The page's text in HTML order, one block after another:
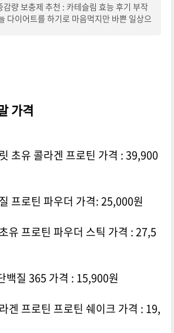
감량 보충제 추천 : 카테슬림 효능 후기 부작
다이어트를 하기로 마음먹지만 바쁜 일상으
가격
초유 콜라겐 프로틴 가격 : 39,900
프로틴 파우더 가격: 25,000원
유 프로틴 파우더 스틱 가격 : 27,5
백질 365 가격 : 15,900원
겐 프로틴 프로틴 쉐이크 가격 : 19,